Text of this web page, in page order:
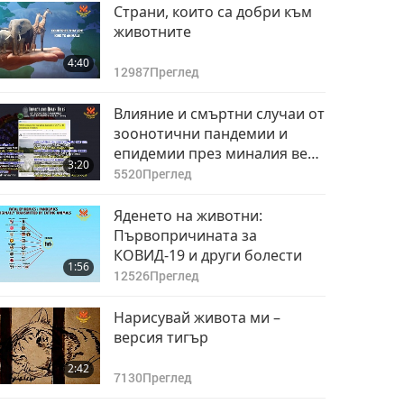
Република Адигея
(Русия): Резолюция
хващане и защита
животни (2015 г.)
3074Преглед
0:55
Афганистан: Закон
за здравето на
животните и
обществена
помощ
3147Преглед
1:04
Албания: Закон №
10465 за
ветеринарна
помощ
2995Преглед
Алжир: Закон 88-80
от 1988 г. и
3072Преглед
4:40
Страни, които са добри към
животните
12987Преглед
3:20
Влияние и смъртни случаи от
зоонотични пандемии и
епидемии през миналия век
(Установени)
5520Преглед
1:56
Яденето на животни:
Първопричината за
КОВИД-19 и други болести
12526Преглед
2:42
Нарисувай живота ми –
версия тигър
7130Преглед